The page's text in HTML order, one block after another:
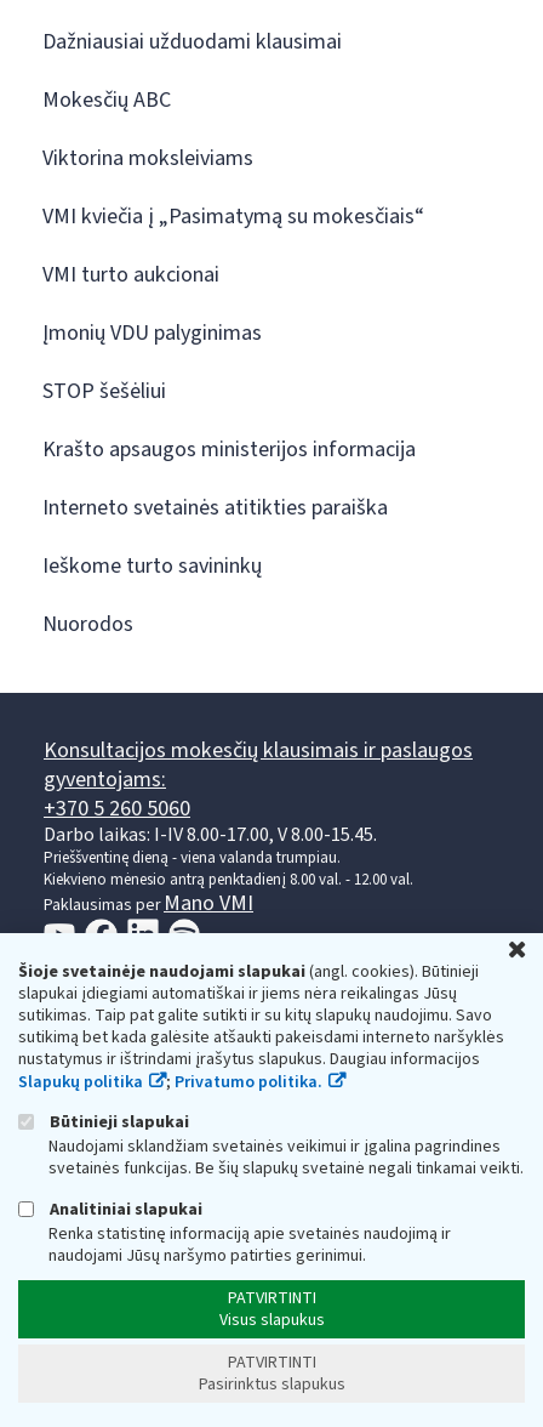
Šioje svetainėje naudojami slapukai(angl. cookies). Būtinieji
slapukai įdiegiami automatiškai ir jiems nėra reikalingas Jūsų
sutikimas. Taip pat galite sutikti ir su kitų slapukų naudojimu. Savo
sutikimą bet kada galėsite atšaukti pakeisdami interneto naršyklės
nustatymus ir ištrindami įrašytus slapukus. Daugiau informacijos
Slapukų politika
; Privatumo politika.
Būtinieji slapukai
Naudojami sklandžiam svetainės veikimui ir įgalina pagrindines
svetainės funkcijas. Be šių slapukų svetainė negali tinkamai veikti.
Analitiniai slapukai
Renka statistinę informaciją apie svetainės naudojimą ir
naudojami Jūsų naršymo patirties gerinimui.
PATVIRTINTI
Visus slapukus
PATVIRTINTI
Pasirinktus slapukus
Dažniausiai užduodami klausimai
Mokesčių ABC
Viktorina moksleiviams
VMI kviečia į „Pasimatymą su mokesčiais“
VMI turto aukcionai
Įmonių VDU palyginimas
STOP šešėliui
Krašto apsaugos ministerijos informacija
Interneto svetainės atitikties paraiška
Ieškome turto savininkų
Nuorodos
Konsultacijos mokesčių klausimais ir paslaugos
gyventojams:
+370 5 260 5060
Darbo laikas: I-IV 8.00-17.00, V 8.00-15.45.
Prieššventinę dieną - viena valanda trumpiau.
Kiekvieno mėnesio antrą penktadienį 8.00 val. - 12.00 val.
Paklausimas per Mano VMI
Valstybinė mokesčių inspekcija prie Lietuvos
Biudžetinė įstaiga. Juridinio asmens kodas — 188659752,
adresas: Vasario 16-osios g. 14, 01107 Vilnius, Lietuva, el.paštas:
, E. pristatymo dėžutės adresas 188659752
Duomenys apie Valstybinę mokesčių inspekciją prie Lietuvos
Respublikos finansų ministerijos kaupiami ir saugomi Juridinių
asmenų registre